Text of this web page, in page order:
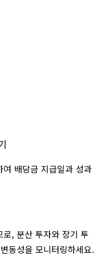
배당금 지급일과 성과
, 분산 투자와 장기 투
동성을 모니터링하세요.